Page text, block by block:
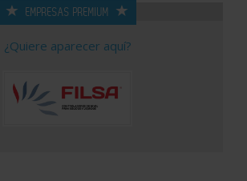
EMPRESAS PREMIUM
¿Quiere aparecer aquí?